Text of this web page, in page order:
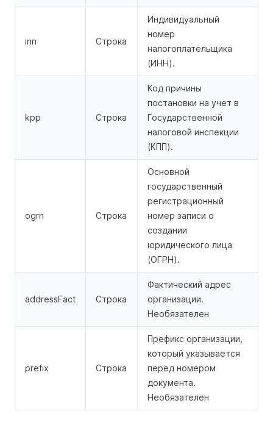
inn Строка
Индивидуальный
номер
налогоплательщика
(ИНН).
kpp Строка
Код причины
постановки на учет в
Государственной
налоговой инспекции
(КПП).
ogrn Строка
Основной
государственный
регистрационный
номер записи о
создании
юридического лица
(ОГРН).
addressFact Строка
Фактический адрес
организации.
Необязателен
prefix Строка
Префикс организации,
который указывается
перед номером
документа.
Необязателен